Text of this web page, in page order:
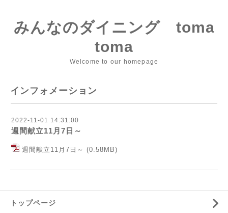
みんなのダイニング toma
toma
Welcome to our homepage
インフォメーション
2022-11-01 14:31:00
週間献立11月7日～
週間献立11月7日～ (0.58MB)
トップページ